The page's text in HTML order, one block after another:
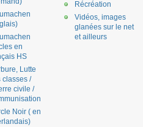
Récréation
Vidéos, images
glanées sur le net
et ailleurs
en
HS
Lutte
classes /
civile /
Noir ( en